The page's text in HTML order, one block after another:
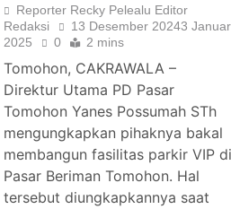
Reporter Recky Pelealu Editor
Redaksi
13 Desember 20243
2025
0 2 mins
Tomohon, CAKRAWALA –
Direktur Utama PD Pasar
Tomohon Yanes Possumah STh
mengungkapkan pihaknya bakal
membangun fasilitas parkir VIP
Pasar Beriman Tomohon. Hal
tersebut diungkapkannya saat